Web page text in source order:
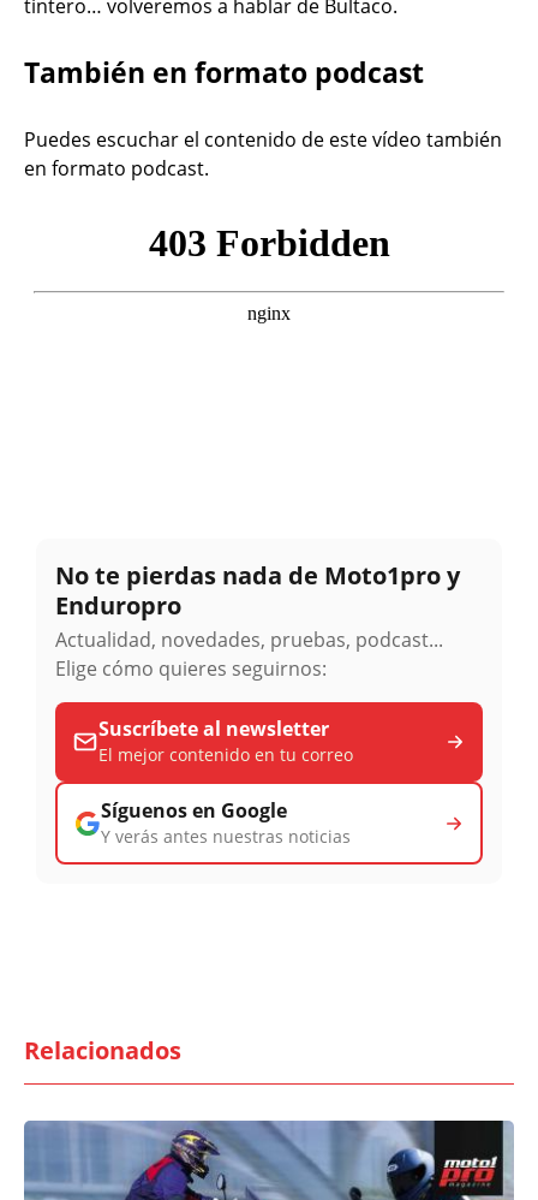
tintero… volveremos a hablar de Bultaco.
También en formato podcast
Puedes escuchar el contenido de este vídeo también
en formato podcast.
No te pierdas nada de Moto1pro y
Enduropro
Actualidad, novedades, pruebas, podcast...
Elige cómo quieres seguirnos:
Suscríbete al newsletter
El mejor contenido en tu correo
Síguenos en Google
Y verás antes nuestras noticias
Relacionados